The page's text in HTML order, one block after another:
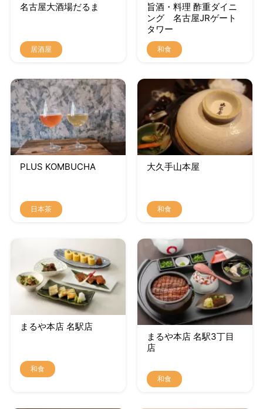
名古屋大酒場だるま
居酒屋
旨酒・料理 酢重ダイニ
ング 名古屋JRゲート
タワー
和食
PLUS KOMBUCHA
日本茶
大久手山本屋
和食
まるや本店 名駅店
和食
まるや本店 名駅3丁目
店
和食